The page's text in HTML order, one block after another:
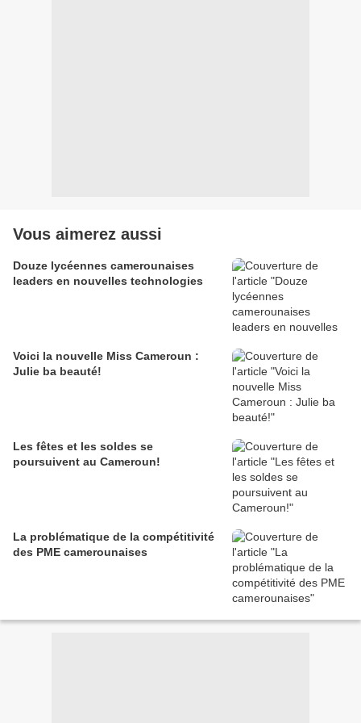
Vous aimerez aussi
Douze lycéennes camerounaises
leaders en nouvelles technologies
Voici la nouvelle Miss Cameroun :
Julie ba beauté!
Les fêtes et les soldes se
poursuivent au Cameroun!
La problématique de la compétitivité
des PME camerounaises